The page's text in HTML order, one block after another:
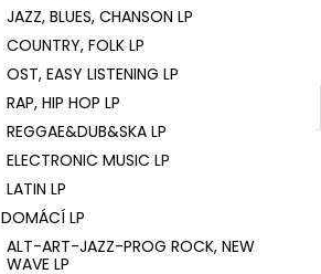
JAZZ, BLUES, CHANSON LP
COUNTRY, FOLK LP
OST, EASY LISTENING LP
RAP, HIP HOP LP
REGGAE&DUB&SKA LP
ELECTRONIC MUSIC LP
LATIN LP
DOMÁCÍ LP
ALT-ART-JAZZ-PROG ROCK, NEW
WAVE LP